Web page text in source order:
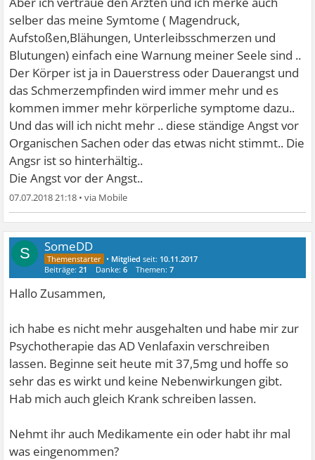
selber das meine Symtome ( Magendruck,
Aufstoßen,Blähungen, Unterleibsschmerzen und
Blutungen) einfach eine Warnung meiner Seele sind ..
Der Körper ist ja in Dauerstress oder Dauerangst und
das Schmerzempfinden wird immer mehr und es
kommen immer mehr körperliche symptome dazu..
Und das will ich nicht mehr .. diese ständige Angst vor
Organischen Sachen oder das etwas nicht stimmt.. Die
Angsr ist so hinterhältig..
Die Angst vor der Angst..
07.07.2018 21:18 •
S SomeDD
• Mitglied seit: 10.11.2017
Beiträge:21 Danke:6 Themen:7
Hallo Zusammen,
ich habe es nicht mehr ausgehalten und habe mir zur
Psychotherapie das AD Venlafaxin verschreiben
lassen. Beginne seit heute mit 37,5mg und hoffe so
sehr das es wirkt und keine Nebenwirkungen gibt.
Hab mich auch gleich Krank schreiben lassen.
Nehmt ihr auch Medikamente ein oder habt ihr mal
was eingenommen?